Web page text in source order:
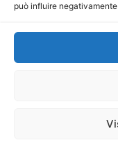
può influire